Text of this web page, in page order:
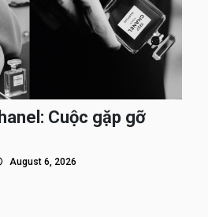
Cuộc gặp gỡ
August 6, 2026